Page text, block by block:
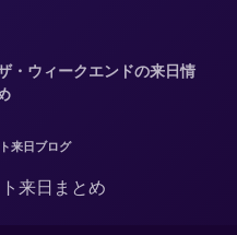
・ウィークエンドの来日情
来日ブログ
来日まとめ